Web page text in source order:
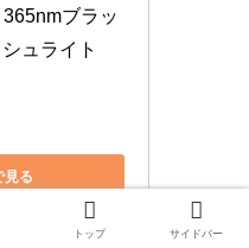
ュライト
る
る トップ サイドバー